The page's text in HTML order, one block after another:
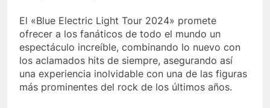
El «Blue Electric Light Tour 2024» promete
ofrecer a los fanáticos de todo el mundo un
espectáculo increíble, combinando lo nuevo con
los aclamados hits de siempre, asegurando así
una experiencia inolvidable con una de las figuras
más prominentes del rock de los últimos años.